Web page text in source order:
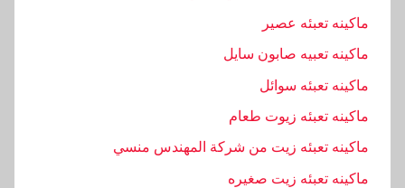
ماكينه تعبئه عصير
ماكينه تعبيه صابون سايل
ماكينه تعبئه سوائل
ماكينه تعبئه زيوت طعام
ماكينه تعبئه زيت من شركة المهندس منسي
ماكينه تعبئه زيت صغيره